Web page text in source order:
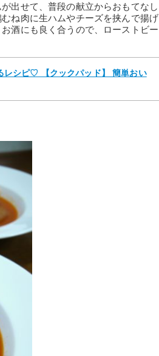
出せて、普段の献立からおもてなし
ね肉に生ハムやチーズを挟んで揚げ
酒にも良く合うので、ローストビー
レシピ♡ 【クックパッド】 簡単おい